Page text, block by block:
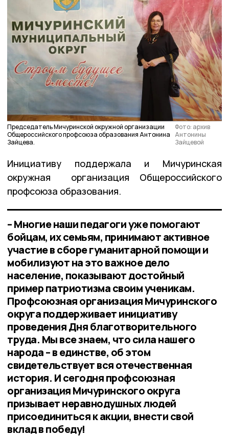
Председатель Мичуринской окружной организации
Общероссийского профсоюза образования Антонина
Зайцева.
Фото: архив
Антонины
Зайцевой
Инициативу поддержала и Мичуринская
окружная организация Общероссийского
профсоюза образования.
– Многие наши педагоги уже помогают
бойцам, их семьям, принимают активное
участие в сборе гуманитарной помощи и
мобилизуют на это важное дело
население, показывают достойный
пример патриотизма своим ученикам.
Профсоюзная организация Мичуринского
округа поддерживает инициативу
проведения Дня благотворительного
труда. Мы все знаем, что сила нашего
народа – в единстве, об этом
свидетельствует вся отечественная
история. И сегодня профсоюзная
организация Мичуринского округа
призывает неравнодушных людей
присоединиться к акции, внести свой
вклад в победу!